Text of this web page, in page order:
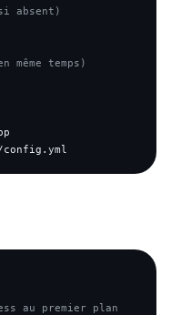
absent)
temps)
au premier plan